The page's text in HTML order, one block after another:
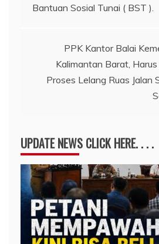
pos
Bantuan Sosial Tunai ( BST ).
PPK Kantor Balai
Kalimantan Barat,
Proses Lelang Ruas Jalan
UPDATE NEWS CLICK HERE. . . .